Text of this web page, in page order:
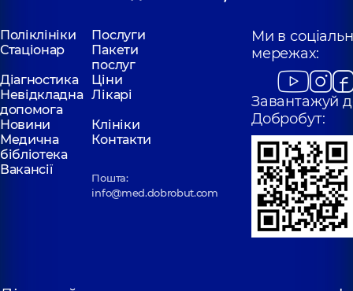
Поліклініки
Послуги
Стаціонар
Пакети
послуг
Діагностика
Ціни
Невідкладна
допомога
Лікарі
Новини
Клініки
Медична
бібліотека
Контакти
Вакансії
Пошта:
info@med.dobrobut.com
Ми в
мережах:
Завантажуй
Добробут: